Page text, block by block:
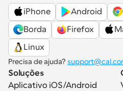
iPhone
Android
Borda
Firefox
Linux
Precisa de ajuda?
Soluções
Aplicativo iOS/Android